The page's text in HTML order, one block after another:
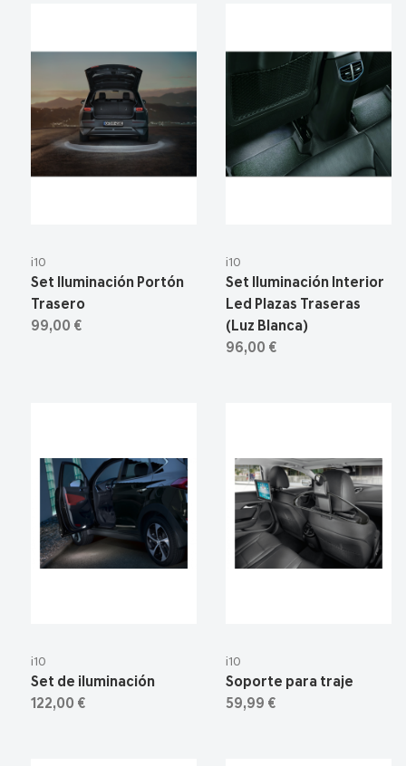
i10
Set Iluminación Portón
Trasero
99,00 €
i10
Set Iluminación Interior
Led Plazas Traseras
(Luz Blanca)
96,00 €
i10
Set de iluminación
122,00 €
i10
Soporte para traje
59,99 €